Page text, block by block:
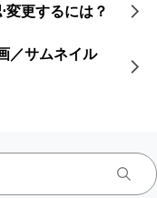
変更するには？​
／サムネイル